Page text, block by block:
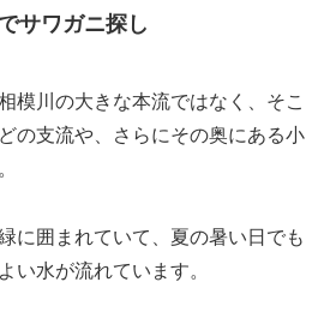
サワガニ探し
模川の大きな本流ではなく、そこ
の支流や、さらにその奥にある小
に囲まれていて、夏の暑い日でも
い水が流れています。